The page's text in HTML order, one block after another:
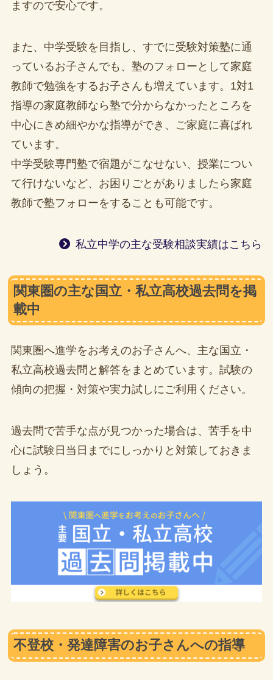
ますので安心です。
また、中学受験を目指し、すでに受験対策塾に通
っているお子さんでも、塾のフォローとして家庭
教師で勉強をするお子さんも増えています。1対1
指導の家庭教師なら塾で分からなかったところを
中心にきめ細やかな指導ができ、ご家庭に喜ばれ
ています。
中学受験専門塾で宿題がこなせない、授業につい
て行けないなど、お困りごとがありましたら家庭
教師で塾フォローをすることも可能です。
私立中学の主な受験相談実績はこちら
関東圏の主な国立・私立高校過去問を掲
載中
関東圏へ進学をお考えのお子さんへ、主な国立・
私立高校過去問と解答をまとめています。試験の
傾向の把握・対策や実力試しにご利用ください。
過去問で苦手な点が見つかった場合は、苦手を中
心に試験日当日までにしっかりと対策しておきま
しょう。
不登校・発達障害のお子さんへの指導